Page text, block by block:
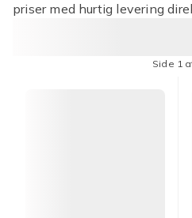
priser med hurtig levering
Side 1